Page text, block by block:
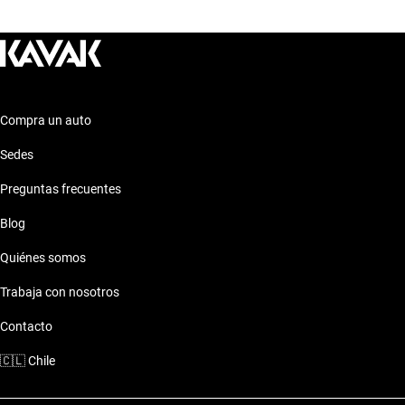
Ford Fiesta 2022 de 8 millones de pesos
Compra un auto
Sedes
Preguntas frecuentes
Blog
Quiénes somos
Trabaja con nosotros
Contacto
🇨🇱Chile